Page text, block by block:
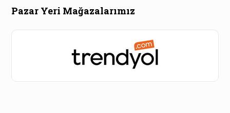
Pazar Yeri Mağazalarımız